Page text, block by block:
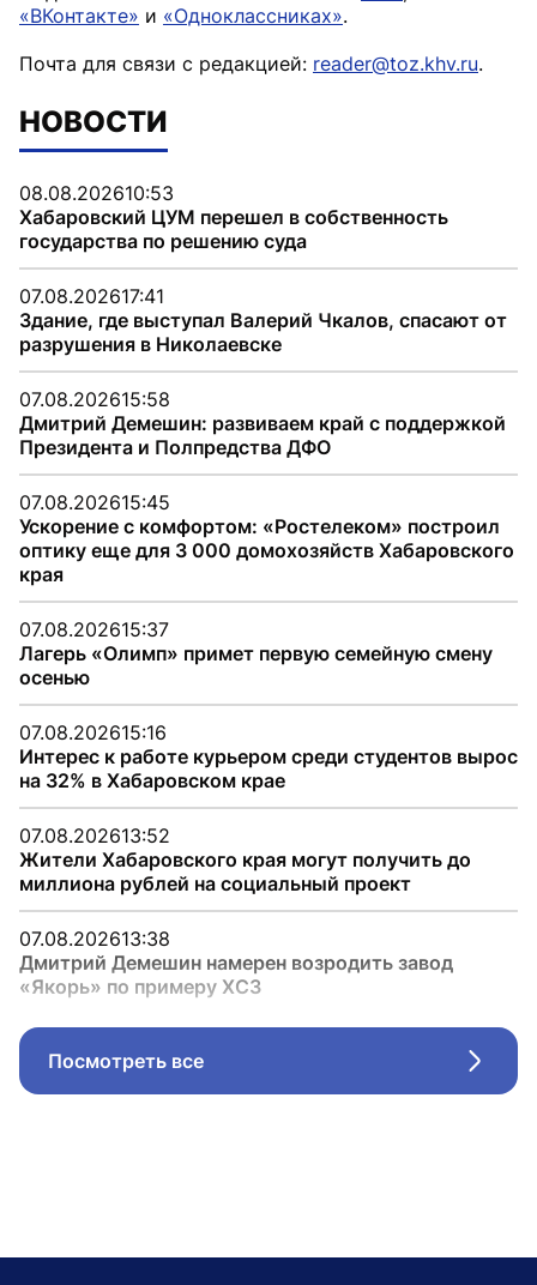
«ВКонтакте» и «Одноклассниках».
Почта для связи с редакцией: reader@toz.khv.ru.
НОВОСТИ
08.08.202610:53
Хабаровский ЦУМ перешел в собственность
государства по решению суда
07.08.202617:41
Здание, где выступал Валерий Чкалов, спасают от
разрушения в Николаевске
07.08.202615:58
Дмитрий Демешин: развиваем край с поддержкой
Президента и Полпредства ДФО
07.08.202615:45
Ускорение с комфортом: «Ростелеком» построил
оптику еще для 3 000 домохозяйств Хабаровского
края
07.08.202615:37
Лагерь «Олимп» примет первую семейную смену
осенью
07.08.202615:16
Интерес к работе курьером среди студентов вырос
на 32% в Хабаровском крае
07.08.202613:52
Жители Хабаровского края могут получить до
миллиона рублей на социальный проект
07.08.202613:38
Дмитрий Демешин намерен возродить завод
«Якорь» по примеру ХСЗ
Посмотреть все